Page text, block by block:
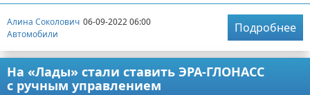
Алина Соколович 06-09-2022 06:00
Автомобили
Подробнее
На «Лады» стали ставить ЭРА-ГЛОНАСС
с ручным управлением